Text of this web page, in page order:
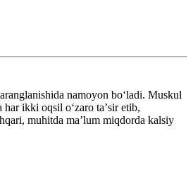
namoyon boʻladi. Muskul
ikki oqsil oʻzaro taʼsir etib,
muhitda maʼlum miqdorda kalsiy